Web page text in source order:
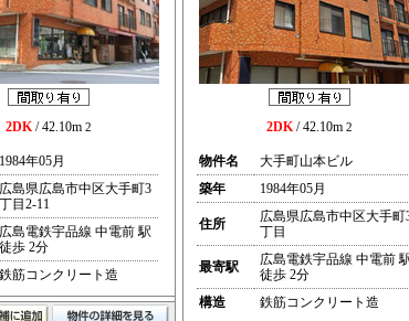
2DK/ 42.10m 2
1984年05月
広島県広島市中区大手町3
丁目2-11
広島電鉄宇品線 中電前 駅
徒歩 2分
鉄筋コンクリート造
2DK/ 42.10m 2
物件名
大手町山本ビル
築年
1984年05月
住所
広島県広島市中区大手町
丁目
最寄駅
広島電鉄宇品線 中電前
徒歩 2分
構造
鉄筋コンクリート造